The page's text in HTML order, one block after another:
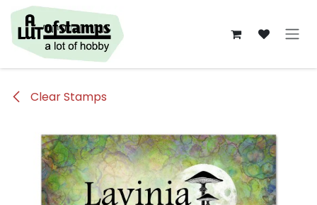
Overslaan naar inhoud
Clear Stamps